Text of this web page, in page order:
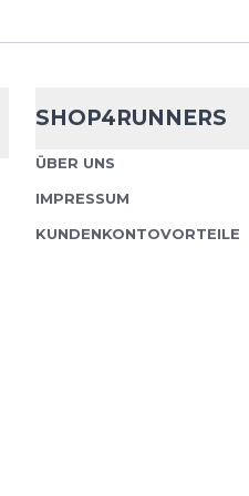
SHOP4RUNNERS
ÜBER UNS
IMPRESSUM
KUNDENKONTOVORTEILE